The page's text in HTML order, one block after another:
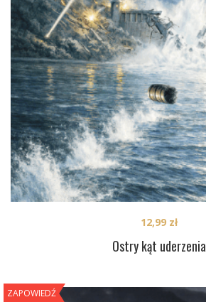
Ostry kąt uderzenia
12,99 zł
ZAPOWIEDŹ